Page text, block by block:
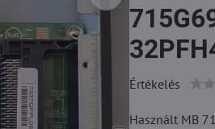
Értékelés
Használt MB